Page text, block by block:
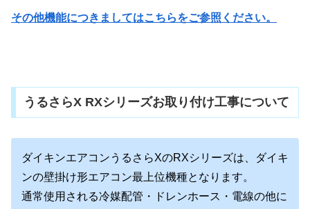
その他機能につきましてはこちらをご参照ください。
うるさらX RXシリーズお取り付け工事について
ダイキンエアコンうるさらXのRXシリーズは、ダイキ
ンの壁掛け形エアコン最上位機種となります。
通常使用される冷媒配管・ドレンホース・電線の他に